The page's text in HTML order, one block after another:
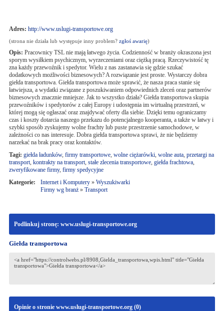
Adres: http://www.uslugi-transportowe.org
(strona nie działa lub występuje inny problem? zgłoś awarię)
Opis: Pracownicy TSL nie mają łatwego życia. Codzienność w branży okraszona jest
sporym wysiłkiem psychicznym, wyrzeczeniami oraz ciężką pracą. Rzeczywistość tę
zna każdy przewoźnik i spedytor. Wielu z nas zastanawia się gdzie szukać
dodatkowych możliwości biznesowych? A rozwiązanie jest proste. Wystarczy dobra
giełda transportowa. Giełda transportowa może sprawić, że nasza praca stanie się
łatwiejsza, a wydatki związane z poszukiwaniem odpowiednich zleceń oraz partnerów
biznesowych znacznie mniejsze. Jak to wszystko działa? Giełda transportowa skupia
przewoźników i spedytorów z całej Europy i udostępnia im wirtualną przestrzeń, w
której mogą się ogłaszać oraz znajdywać oferty dla siebie. Dzięki temu ograniczamy
czas i koszty dotarcia naszego przekazu do potencjalnego kooperanta, a także w łatwy i
szybki sposób zyskujemy wolne frachty lub puste przestrzenie samochodowe, w
zależności co nas interesuje. Dobra giełda transportowa sprawi, że nie będziemy
narzekać na brak pracy oraz kontaktów.
Tagi: giełda ładunków, firmy transportowe, wolne ciężarówki, wolne auta, przetargi na
transport, kontrakty na transport, stałe zlecenia transportowe, giełda frachtowa,
zweryfikowane firmy, firmy spedycyjne
Kategorie:
Internet i Komputery» Wyszukiwarki
Firmy wg branż» Transport
Podlinkuj stronę: www.uslugi-transportowe.org
Giełda transportowa
Opinie o stronie www.uslugi-transportowe.org (0)